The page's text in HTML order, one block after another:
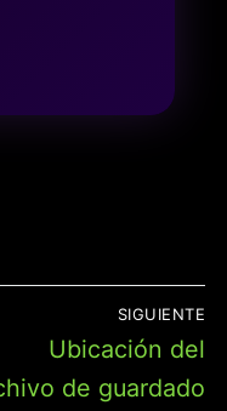
SIGUIENTE
Entrada
siguiente:
Ubicación del
de guardado